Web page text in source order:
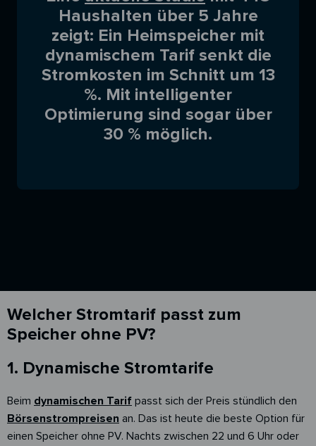
Haushalten über 5 Jahre
zeigt: Ein Heimspeicher mit
dynamischem Tarif senkt die
Stromkosten im Schnitt um 13
%. Mit intelligenter
Optimierung sind sogar über
30 % möglich.
Welcher Stromtarif passt zum
Speicher ohne PV?
1. Dynamische Stromtarife
Beim dynamischen Tarif passt sich der Preis stündlich den
Börsenstrompreisen an. Das ist heute die beste Option für
einen Speicher ohne PV. Nachts zwischen 22 und 6 Uhr oder